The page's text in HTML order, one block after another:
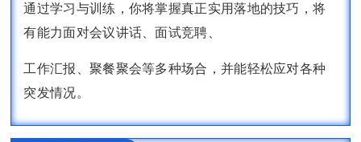
通过学习与训练，你将掌握真正实用落地的技巧，将
有能力面对会议讲话、面试竞聘、
工作汇报、聚餐聚会等多种场合，并能轻松应对各种
突发情况。